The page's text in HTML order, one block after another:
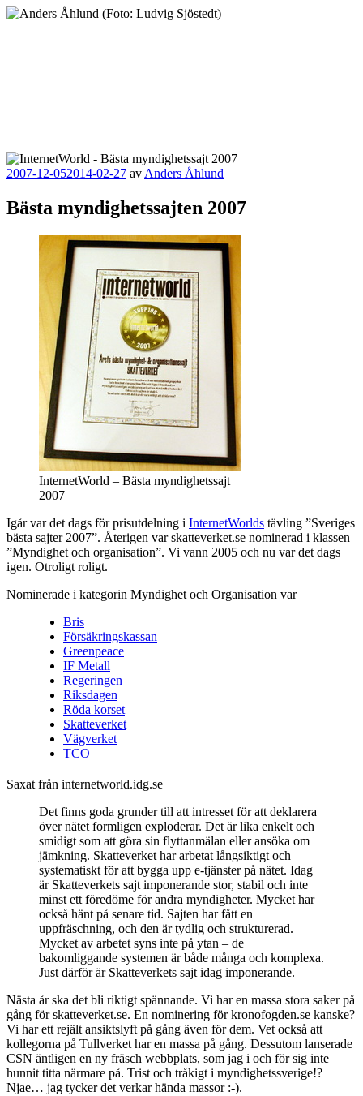
Hoppa
Publicerat
2007-12-052014-02-27 av Anders Åhlund
Bästa myndighetssajten 2007
InternetWorld – Bästa myndighetssajt
2007
Igår var det dags för prisutdelning i InternetWorlds tävling ”Sveriges
bästa sajter 2007”. Återigen var skatteverket.se nominerad i klassen
”Myndighet och organisation”. Vi vann 2005 och nu var det dags
igen. Otroligt roligt.
Nominerade i kategorin Myndighet och Organisation var
Bris
Försäkringskassan
Greenpeace
IF Metall
Regeringen
Riksdagen
Röda korset
Skatteverket
Vägverket
TCO
Saxat från internetworld.idg.se
Det finns goda grunder till att intresset för att deklarera
över nätet formligen exploderar. Det är lika enkelt och
smidigt som att göra sin flyttanmälan eller ansöka om
jämkning. Skatteverket har arbetat långsiktigt och
systematiskt för att bygga upp e-tjänster på nätet. Idag
är Skatteverkets sajt imponerande stor, stabil och inte
minst ett föredöme för andra myndigheter. Mycket har
också hänt på senare tid. Sajten har fått en
uppfräschning, och den är tydlig och strukturerad.
Mycket av arbetet syns inte på ytan – de
bakomliggande systemen är både många och komplexa.
Just därför är Skatteverkets sajt idag imponerande.
Nästa år ska det bli riktigt spännande. Vi har en massa stora saker på
gång för skatteverket.se. En nominering för kronofogden.se kanske?
Vi har ett rejält ansiktslyft på gång även för dem. Vet också att
kollegorna på Tullverket har en massa på gång. Dessutom lanserade
CSN äntligen en ny fräsch webbplats, som jag i och för sig inte
hunnit titta närmare på. Trist och tråkigt i myndighetssverige!?
Njae… jag tycker det verkar hända massor :-).